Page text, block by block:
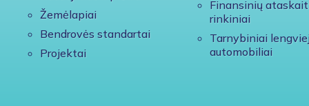
Žemėlapiai
Bendrovės standartai
Projektai
Finansinių
rinkiniai
Tarnybiniai
automobiliai